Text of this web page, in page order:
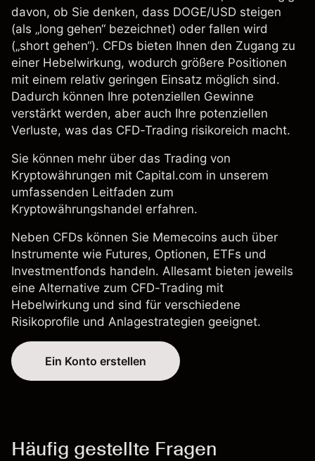
davon, ob Sie denken, dass DOGE/USD steigen
(als „long gehen“ bezeichnet) oder fallen wird
(„short gehen“). CFDs bieten Ihnen den Zugang zu
einer Hebelwirkung, wodurch größere Positionen
mit einem relativ geringen Einsatz möglich sind.
Dadurch können Ihre potenziellen Gewinne
verstärkt werden, aber auch Ihre potenziellen
Verluste, was das CFD-Trading risikoreich macht.
Sie können mehr über das Trading von
Kryptowährungen mit Capital.com in unserem
umfassenden Leitfaden zum
Kryptowährungshandel erfahren.
Neben CFDs können Sie Memecoins auch über
Instrumente wie Futures, Optionen, ETFs und
Investmentfonds handeln. Allesamt bieten jeweils
eine Alternative zum CFD-Trading mit
Hebelwirkung und sind für verschiedene
Risikoprofile und Anlagestrategien geeignet.
Ein Konto erstellen
Häufig gestellte Fragen